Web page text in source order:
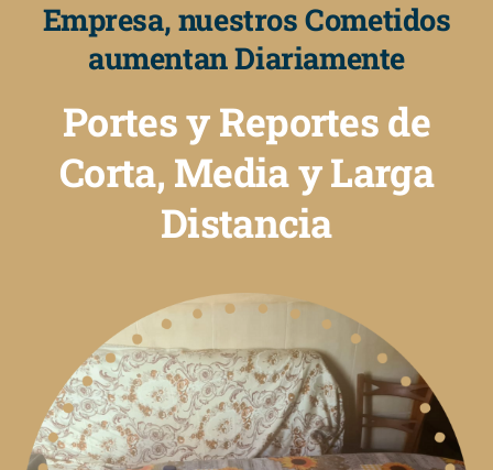
Empresa, nuestros Cometidos
aumentan Diariamente
Portes y Reportes de
Corta, Media y Larga
Distancia